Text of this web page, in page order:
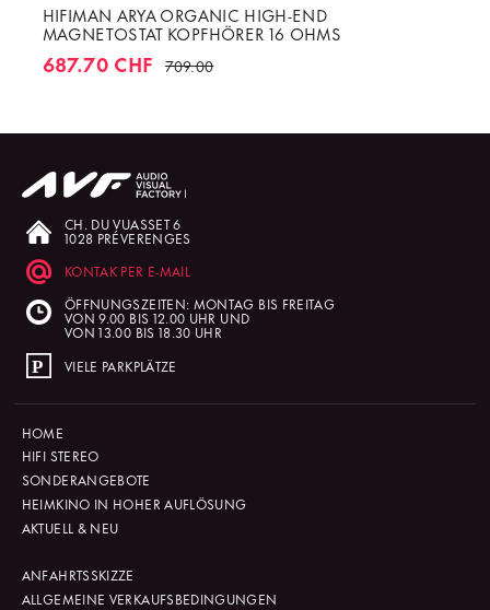
HIFIMAN ARYA ORGANIC HIGH-END
MAGNETOSTAT KOPFHÖRER 16 OHMS
687.70 CHF 709.00
CH. DU VUASSET 6
1028 PRÉVERENGES
KONTAK PER E-MAIL
ÖFFNUNGSZEITEN: MONTAG BIS FREITAG
VON 9.00 BIS 12.00 UHR UND
VON 13.00 BIS 18.30 UHR
VIELE PARKPLÄTZE
HOME
HIFI STEREO
SONDERANGEBOTE
HEIMKINO IN HOHER AUFLÖSUNG
AKTUELL & NEU
ANFAHRTSSKIZZE
ALLGEMEINE VERKAUFSBEDINGUNGEN